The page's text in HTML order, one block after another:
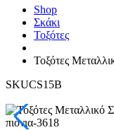
Shop
Σκάκι
Τοξότες
Τοξότες
SKUCS15B